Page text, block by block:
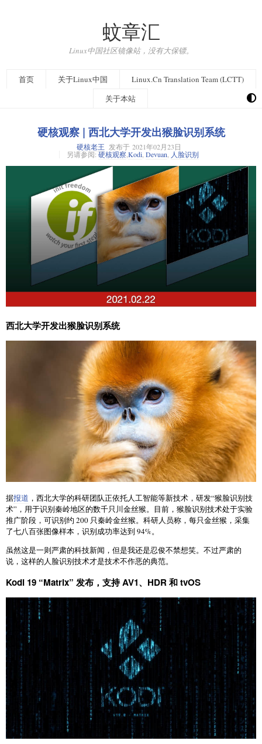
蚊章汇
Linux中国社区镜像站，没有大保镖。
首页 关于Linux中国
Linux.Cn Translation Team (LCTT)
关于本站
硬核观察 | 西北大学开发出猴脸识别系统
硬核老王 发布于 2021年02月23日
另请参阅: 硬核观察 Kodi, Devuan 人脸识别
西北大学开发出猴脸识别系统
据报道 ，西北大学的科研团队正依托人工智能等新技术，研发“猴脸识别技
术”，用于识别秦岭地区的数千只川金丝猴。目前，猴脸识别技术处于实验
推广阶段，可识别约 200 只秦岭金丝猴。科研人员称，每只金丝猴，采集
了七八百张图像样本，识别成功率达到 94%。
虽然这是一则严肃的科技新闻，但是我还是忍俊不禁想笑。不过严肃的
说，这样的人脸识别技术才是技术不作恶的典范。
Kodi 19 “Matrix” 发布，支持 AV1、HDR 和 tvOS